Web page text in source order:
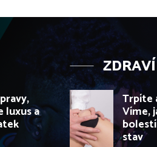
luxus a
ZDRAVÍ
Trpíte
Víme,
stav